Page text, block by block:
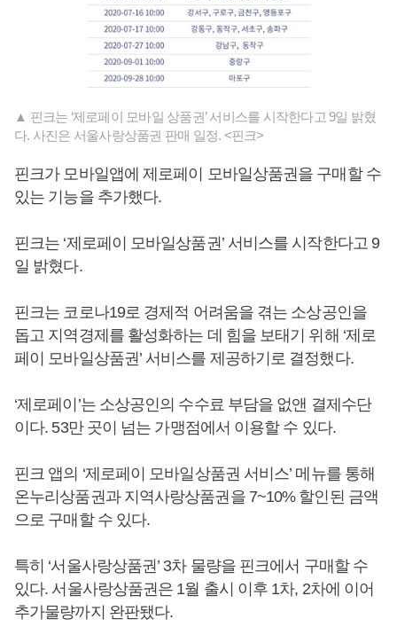
▲ 핀크는 ‘제로페이 모바일 상품권’ 서비스를 시작한다고 9일 밝혔
다. 사진은 서울사랑상품권 판매 일정. <핀크>
핀크가 모바일앱에 제로페이 모바일상품권을 구매할 수
있는 기능을 추가했다.
핀크는 ‘제로페이 모바일상품권’ 서비스를 시작한다고 9
일 밝혔다.
핀크는 코로나19로 경제적 어려움을 겪는 소상공인을
돕고 지역경제를 활성화하는 데 힘을 보태기 위해 ‘제로
페이 모바일상품권’ 서비스를 제공하기로 결정했다.
‘제로페이’는 소상공인의 수수료 부담을 없앤 결제수단
이다. 53만 곳이 넘는 가맹점에서 이용할 수 있다.
핀크 앱의 ‘제로페이 모바일상품권 서비스’ 메뉴를 통해
온누리상품권과 지역사랑상품권을 7~10% 할인된 금액
으로 구매할 수 있다.
특히 ‘서울사랑상품권’ 3차 물량을 핀크에서 구매할 수
있다. 서울사랑상품권은 1월 출시 이후 1차, 2차에 이어
추가물량까지 완판됐다.